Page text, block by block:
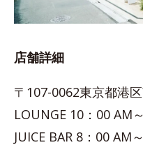
店舗詳細
〒107-0062東京都港
LOUNGE 10：00 AM
JUICE BAR 8：00 AM